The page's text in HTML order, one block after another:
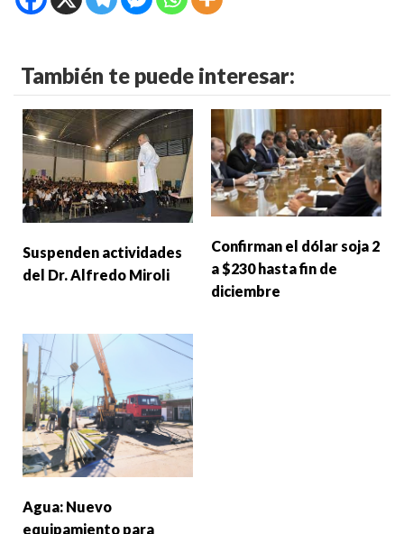
También te puede interesar:
Suspenden actividades
del Dr. Alfredo Miroli
Confirman el dólar soja 2
a $230 hasta fin de
diciembre
Agua: Nuevo
equipamiento para